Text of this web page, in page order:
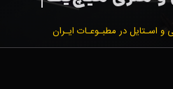
و اسـتایل در مطبـوعـات ایـران